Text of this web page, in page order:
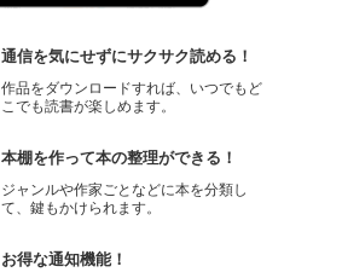
通信を気にせずにサクサク読める！
作品をダウンロードすれば、いつでもど
こでも読書が楽しめます。
本棚を作って本の整理ができる！
ジャンルや作家ごとなどに本を分類し
て、鍵もかけられます。
お得な通知機能！